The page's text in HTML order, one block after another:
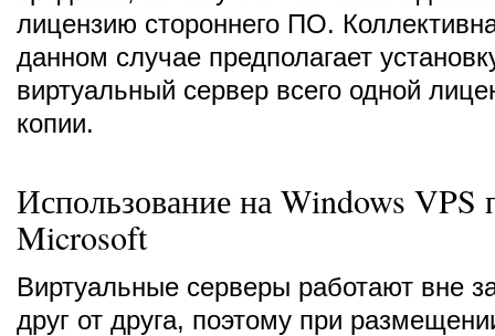
лицензию стороннего ПО.
данном случае предполагает
виртуальный сервер всего одной
копии.
Использование на Windows VPS
Microsoft
Виртуальные серверы работают вне
друг от друга, поэтому при